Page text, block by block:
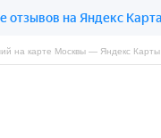
на карте Москвы — Яндекс Карты